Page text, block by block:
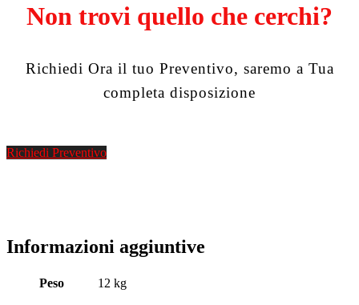
Non trovi quello che cerchi?
Richiedi Ora il tuo Preventivo, saremo a Tua
completa disposizione
Richiedi Preventivo
Informazioni aggiuntive
Peso 12 kg